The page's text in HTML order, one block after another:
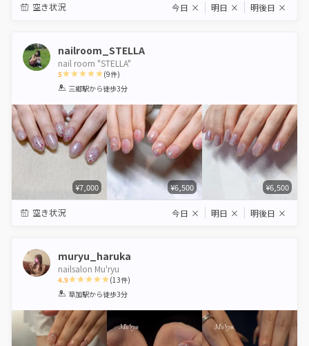
空き状況 今日 × 明日 × 明後日 ×
nailroom_STELLA
nail room "STELLA"
5
1 2 3 4 5
(9件)
三郷駅から徒歩3分
¥7,000 ¥6,500 ¥6,500
空き状況 今日 × 明日 × 明後日 ×
muryu_haruka
nailsalon Mu'ryu
4.9
1 2 3 4 5
(13件)
草加駅から徒歩3分